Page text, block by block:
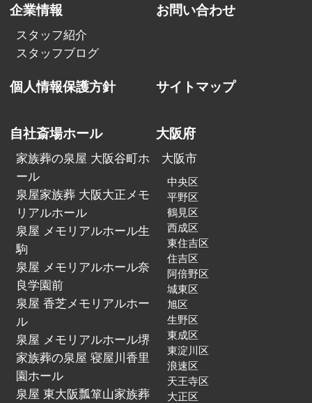
企業情報
スタッフ紹介
スタッフブログ
お問い合わせ
個人情報保護方針 サイトマップ
自社斎場ホール
家族葬の泉屋 大阪谷町ホ
ール
泉屋家族葬 大阪大正メモ
リアルホール
泉屋 メモリアルホール生
駒
泉屋 メモリアルホール奈
良学園前
泉屋 香芝メモリアルホー
ル
泉屋 メモリアルホール堺
家族葬の泉屋 寝屋川香里
園ホール
泉屋 東大阪瓢箪山家族葬
大阪府
大阪市
中央区
平野区
鶴見区
西成区
東住吉区
住吉区
阿倍野区
城東区
旭区
生野区
東成区
東淀川区
浪速区
天王寺区
大正区